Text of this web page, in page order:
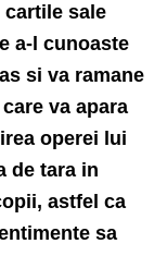
sale
a-l cunoaste
si va ramane
va apara
operei lui
de tara in
astfel ca
sa